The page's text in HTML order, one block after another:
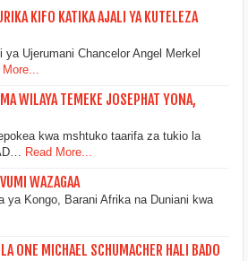
KIFO KATIKA AJALI YA KUTELEZA
Ujerumani Chancelor Angel Merkel
WILAYA TEMEKE JOSEPHAT YONA,
kwa mshtuko taarifa za tukio la
Read More...
WAZAGAA
ya Kongo, Barani Afrika na Duniani kwa
ONE MICHAEL SCHUMACHER HALI BADO